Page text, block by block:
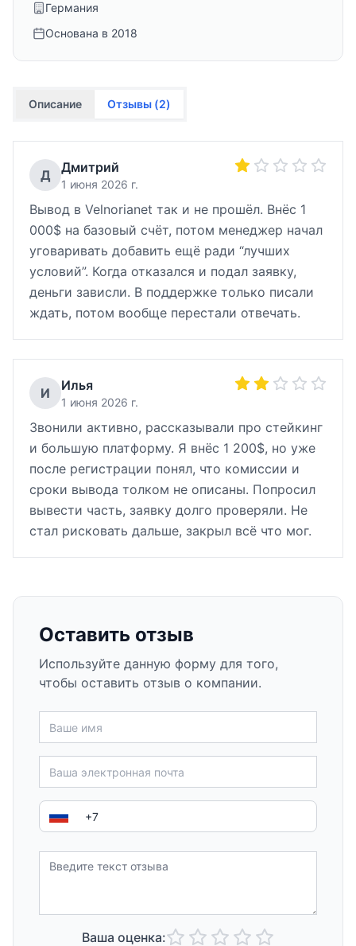
Германия
Основана в 2018
Описание Отзывы (2)
Д Дмитрий
1 июня 2026 г.
Вывод в Velnorianet так и не прошёл. Внёс 1
000$ на базовый счёт, потом менеджер начал
уговаривать добавить ещё ради “лучших
условий”. Когда отказался и подал заявку,
деньги зависли. В поддержке только писали
ждать, потом вообще перестали отвечать.
И Илья
1 июня 2026 г.
Звонили активно, рассказывали про стейкинг
и большую платформу. Я внёс 1 200$, но уже
после регистрации понял, что комиссии и
сроки вывода толком не описаны. Попросил
вывести часть, заявку долго проверяли. Не
стал рисковать дальше, закрыл всё что мог.
Оставить отзыв
Используйте данную форму для того,
чтобы оставить отзыв о компании.
Ваша оценка: